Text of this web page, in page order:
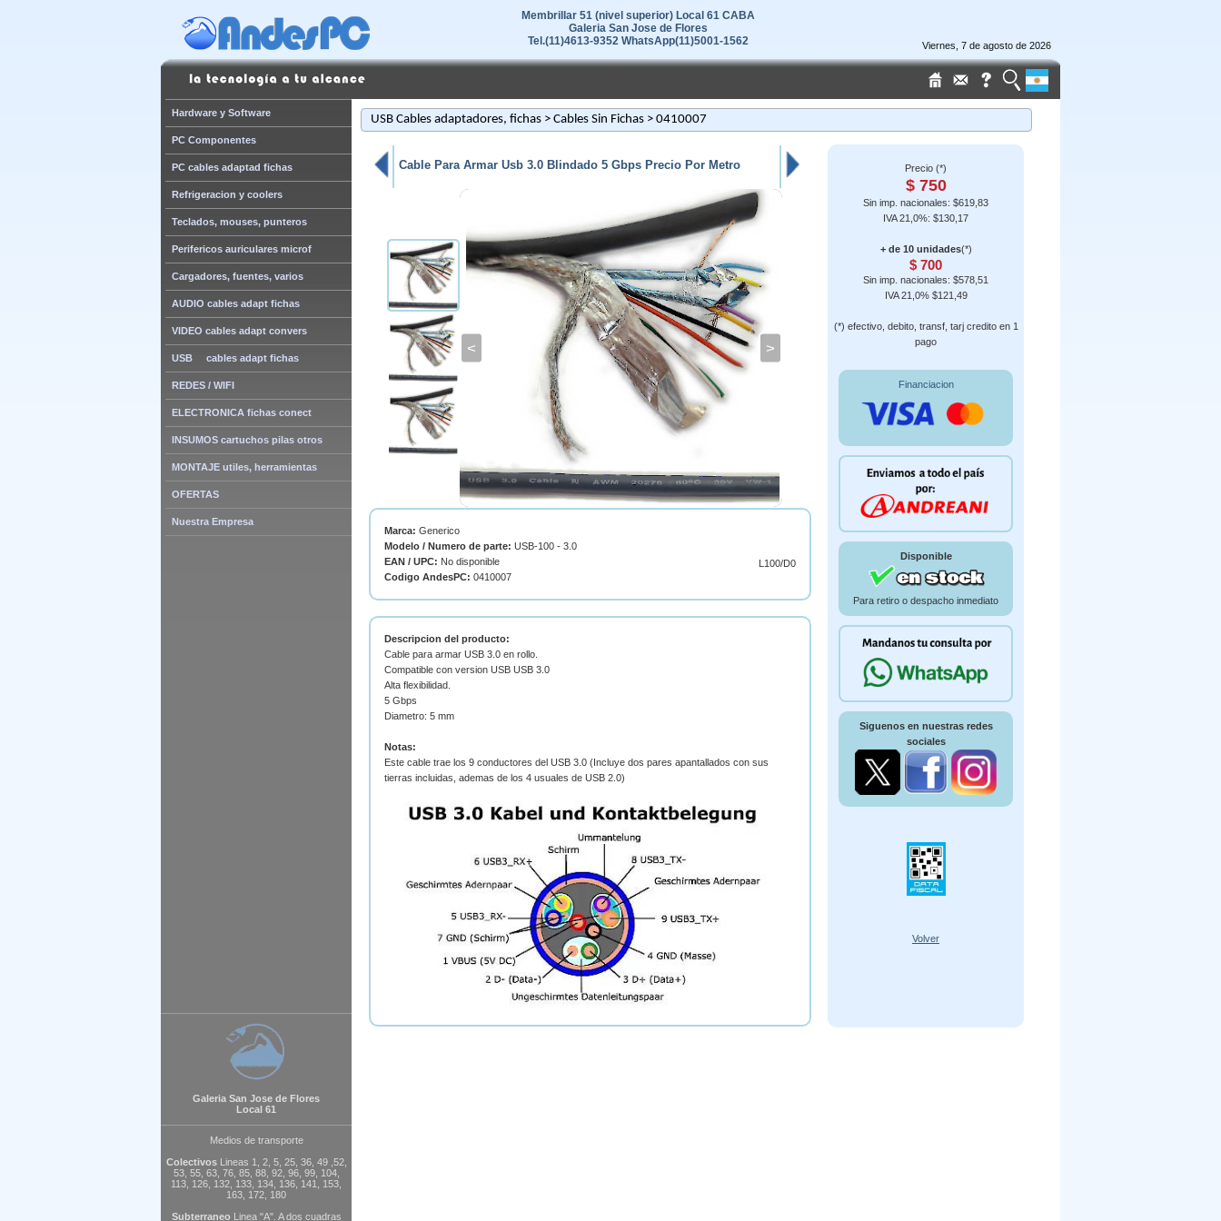
Viernes, 7 de agosto de 2026
Membrillar 51 (nivel superior) Local 61 CABA
Galeria San Jose de Flores
Tel.(11)4613-9352 WhatsApp(11)5001-1562
Hardware y Software
PC Componentes
PC cables adaptad fichas
Refrigeracion y coolers
Teclados, mouses, punteros
Perifericos auriculares microf
Cargadores, fuentes, varios
AUDIO cables adapt fichas
VIDEO cables adapt convers
USB cables adapt fichas
REDES / WIFI
ELECTRONICA fichas conect
INSUMOS cartuchos pilas otros
MONTAJE utiles, herramientas
OFERTAS
Nuestra Empresa
Galeria San Jose de Flores
Local 61
Medios de transporte
ColectivosLineas 1, 2, 5, 25, 36, 49 ,52,
53, 55, 63, 76, 85, 88, 92, 96, 99, 104,
113, 126, 132, 133, 134, 136, 141, 153,
163, 172, 180
Subterraneo Linea "A". A dos cuadras
USB Cables adaptadores, fichas > Cables Sin Fichas > 0410007
Cable Para Armar Usb 3.0 Blindado 5 Gbps Precio Por Metro
< >
L100/D0
Marca: Generico
Modelo / Numero de parte: USB-100 - 3.0
EAN / UPC: No disponible
Codigo AndesPC: 0410007
Descripcion del producto:
Cable para armar USB 3.0 en rollo.
Compatible con version USB USB 3.0
Alta flexibilidad.
5 Gbps
Diametro: 5 mm
Notas:
Este cable trae los 9 conductores del USB 3.0 (Incluye dos pares apantallados con sus
tierras incluidas, ademas de los 4 usuales de USB 2.0)
Precio (*)
$ 750
Sin imp. nacionales: $619,83
IVA 21,0%: $130,17
+ de 10 unidades(*)
$ 700
Sin imp. nacionales: $578,51
IVA 21,0% $121,49
(*) efectivo, debito, transf, tarj credito en 1
pago
Financiacion
Disponible
Para retiro o despacho inmediato
Siguenos en nuestras redes
sociales
Volver